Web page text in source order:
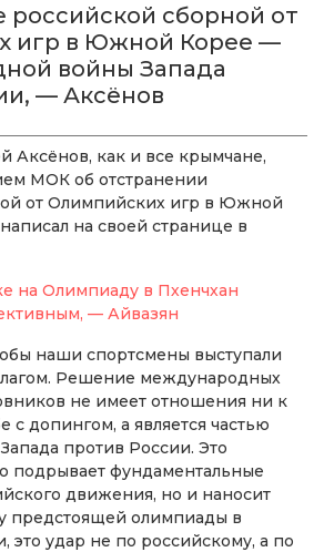
российской сборной от
игр в Южной Корее —
войны Запада
— Аксёнов
Аксёнов, как и все крымчане,
МОК об отстранении
от Олимпийских игр в Южной
на своей странице в
на Олимпиаду в Пхенчхан
— Айвазян
наши спортсмены выступали
Решение международных
не имеет отношения ни к
с допингом, а является частью
против России. Это
подрывает фундаментальные
движения, но и наносит
предстоящей олимпиады в
это удар не по российскому, а по